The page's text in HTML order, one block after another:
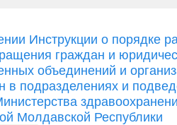
Инструкции о порядке
граждан и
объединений и
в подразделениях и
Молдавской Республики